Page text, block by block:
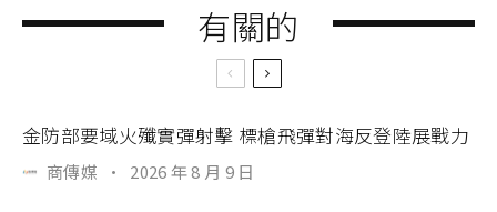
有關的
金防部要域火殲實彈射擊 標槍飛彈對海反登陸展戰力
商傳媒 · 2026 年 8 月 9 日